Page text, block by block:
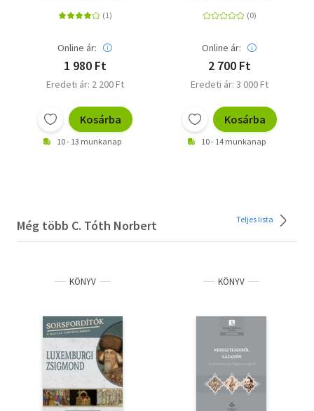
Online ár:
1 980 Ft
Eredeti ár: 2 200 Ft
Kosárba
10 - 13 munkanap
államosításig (1702-
Online ár:
2 700 Ft
Eredeti ár: 3 000 Ft
Kosárba
10 - 14 munkanap
Még több C. Tóth Norbert Teljes lista
KÖNYV KÖNYV